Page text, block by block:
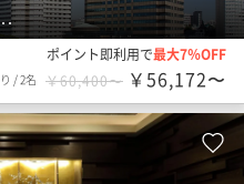
45
ポイント即利用で最大7％OFF
/2名 ￥60,400〜 ￥56,172〜